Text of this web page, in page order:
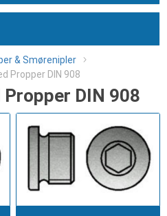
& Smørenipler
Propper DIN 908
DIN 908